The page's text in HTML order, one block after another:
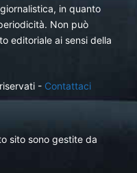
in quanto
Non può
editoriale ai sensi della
- Contattaci
sito sono gestite da